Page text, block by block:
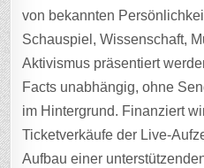
von bekannten
Schauspiel, Wissenschaft,
Aktivismus präsentiert
Facts unabhängig, ohne
im Hintergrund. Finanziert
Ticketverkäufe der Live-
Aufbau einer